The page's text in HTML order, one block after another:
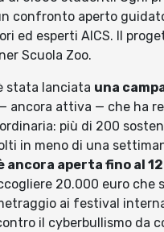
confronto aperto
ed esperti AICS. Il
Scuola Zoo.
stata lanciata una
ancora attiva — che ha
più di 200
in meno di una
aperta fino al
20.000 euro che
ai festival
il cyberbullismo da